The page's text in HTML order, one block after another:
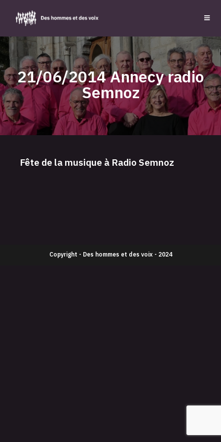
21/06/2014 Annecy radio
Semnoz
Fête de la musique à Radio Semnoz
Copyright - Des hommes et des voix - 2024